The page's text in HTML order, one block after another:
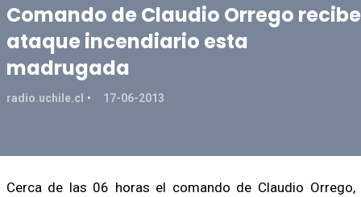
Comando de Claudio Orrego recibe
ataque incendiario esta
madrugada
radio.uchile.cl 17-06-2013
Cerca de las 06 horas el comando de Claudio Orrego,